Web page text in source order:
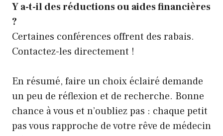
Y a-t-il des réductions ou aides financières
?
Certaines conférences offrent des rabais.
Contactez-les directement !
En résumé, faire un choix éclairé demande
un peu de réflexion et de recherche. Bonne
chance à vous et n’oubliez pas : chaque petit
pas vous rapproche de votre rêve de médecin